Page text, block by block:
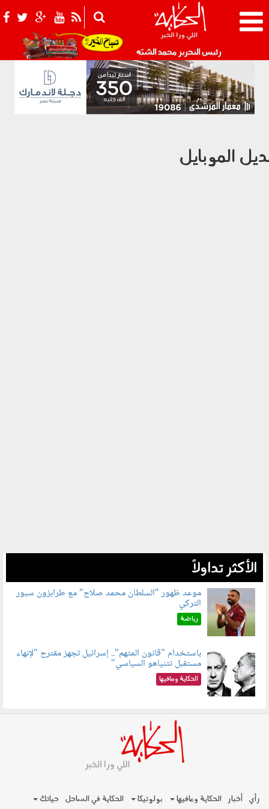
رئيس التحرير محمد الشبّه 021_2.png
الموبايل
الأكثر تداولاً
090802.jpg
موعد ظهور "السلطان محمد صلاح" مع طرابزون سبور
التركي
رياضة
090801.jpg
باستخدام "قانون المتهم".. إسرائيل تجهز مقترح "لإنهاء
مستقبل نتنياهو السياسي"
الحكاية ومافيها
رأي أخبار الحكاية ومافيها بولوتيكا الحكاية في الساحل حياتك